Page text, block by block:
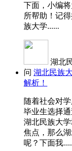
下面，小编
所帮助！记
族大学......
湖北
问 湖北民族
解析！
随着社会对
毕业生选择
湖北民族大
焦点，那么
呢？下面我